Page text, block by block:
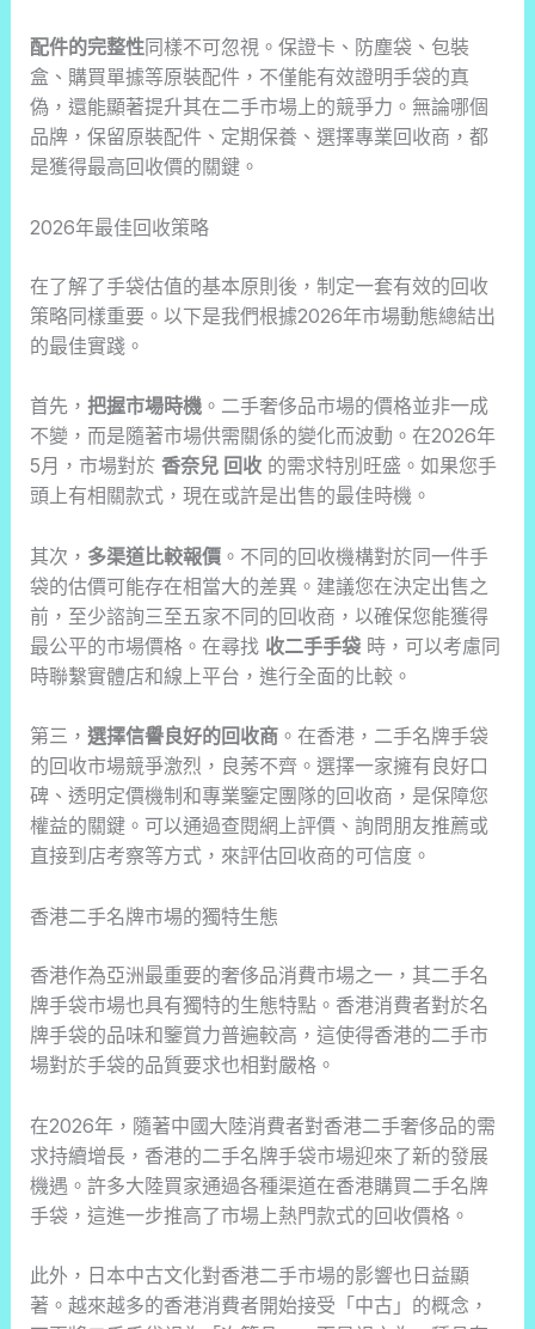
配件的完整性同樣不可忽視。保證卡、防塵袋、包裝
盒、購買單據等原裝配件，不僅能有效證明手袋的真
偽，還能顯著提升其在二手市場上的競爭力。無論哪個
品牌，保留原裝配件、定期保養、選擇專業回收商，都
是獲得最高回收價的關鍵。
2026年最佳回收策略
在了解了手袋估值的基本原則後，制定一套有效的回收
策略同樣重要。以下是我們根據2026年市場動態總結出
的最佳實踐。
首先， 把握市場時機。二手奢侈品市場的價格並非一成
不變，而是隨著市場供需關係的變化而波動。在2026年
5月，市場對於 香奈兒 回收的需求特別旺盛。如果您手
頭上有相關款式，現在或許是出售的最佳時機。
其次， 多渠道比較報價。不同的回收機構對於同一件手
袋的估價可能存在相當大的差異。建議您在決定出售之
前，至少諮詢三至五家不同的回收商，以確保您能獲得
最公平的市場價格。在尋找 收二手手袋時，可以考慮同
時聯繫實體店和線上平台，進行全面的比較。
第三， 選擇信譽良好的回收商。在香港，二手名牌手袋
的回收市場競爭激烈，良莠不齊。選擇一家擁有良好口
碑、透明定價機制和專業鑒定團隊的回收商，是保障您
權益的關鍵。可以通過查閱網上評價、詢問朋友推薦或
直接到店考察等方式，來評估回收商的可信度。
香港二手名牌市場的獨特生態
香港作為亞洲最重要的奢侈品消費市場之一，其二手名
牌手袋市場也具有獨特的生態特點。香港消費者對於名
牌手袋的品味和鑒賞力普遍較高，這使得香港的二手市
場對於手袋的品質要求也相對嚴格。
在2026年，隨著中國大陸消費者對香港二手奢侈品的需
求持續增長，香港的二手名牌手袋市場迎來了新的發展
機遇。許多大陸買家通過各種渠道在香港購買二手名牌
手袋，這進一步推高了市場上熱門款式的回收價格。
此外，日本中古文化對香港二手市場的影響也日益顯
著。越來越多的香港消費者開始接受「中古」的概念，